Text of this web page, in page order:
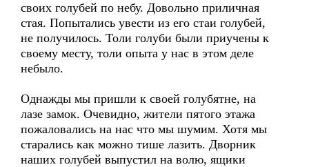
своих голубей по небу. Довольно приличная
стая. Попытались увести из его стаи голубей,
не получилось. Толи голуби были приучены к
своему месту, толи опыта у нас в этом деле
небыло.
Однажды мы пришли к своей голубятне, на
лазе замок. Очевидно, жители пятого этажа
пожаловались на нас что мы шумим. Хотя мы
старались как можно тише лазить. Дворник
наших голубей выпустил на волю, ящики